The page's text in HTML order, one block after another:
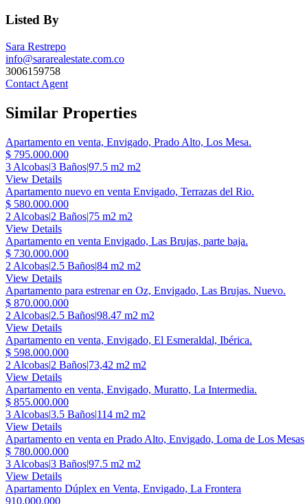
Listed By
Sara Restrepo
info@sararealestate.com.co
3006159758
Contact Agent
Similar Properties
Apartamento en venta, Envigado, Prado Alto, Los Mesa.
$ 795.000.000
3 Alcobas|3 Baños|97.5 m2 m2
View Details
Apartamento nuevo en venta Envigado, Terrazas del Rio.
$ 580.000.000
2 Alcobas|2 Baños|75 m2 m2
View Details
Apartamento en venta Envigado, Las Brujas, parte baja.
$ 730.000.000
2 Alcobas|2.5 Baños|84 m2 m2
View Details
Apartamento para estrenar en Oz, Envigado, Las Brujas. Nuevo.
$ 870.000.000
2 Alcobas|2.5 Baños|98.47 m2 m2
View Details
Apartamento en venta, Envigado, El Esmeraldal, Ibérica.
$ 598.000.000
2 Alcobas|2 Baños|73,42 m2 m2
View Details
Apartamento en venta, Envigado, Muratto, La Intermedia.
$ 855.000.000
3 Alcobas|3.5 Baños|114 m2 m2
View Details
Apartamento en venta en Prado Alto, Envigado, Loma de Los Mesas
$ 780.000.000
3 Alcobas|3 Baños|97.5 m2 m2
View Details
Apartamento Dúplex en Venta, Envigado, La Frontera
910.000.000